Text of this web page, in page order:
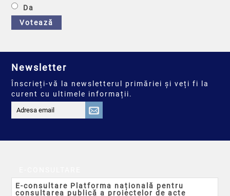
Da
Votează
Newsletter
Înscrieți-vă la newsletterul primăriei și veți fi la
curent cu ultimele informații.
E-consultare Platforma națională pentru
consultarea publică a proiectelor de acte